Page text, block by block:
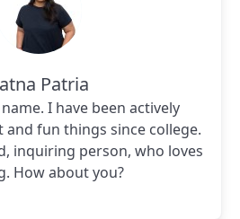
Patria
I have been actively
fun things since college.
inquiring person, who loves
How about you?